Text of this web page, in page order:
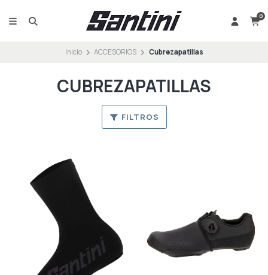
0
Inicio ACCESORIOS Cubrezapatillas
CUBREZAPATILLAS
FILTROS